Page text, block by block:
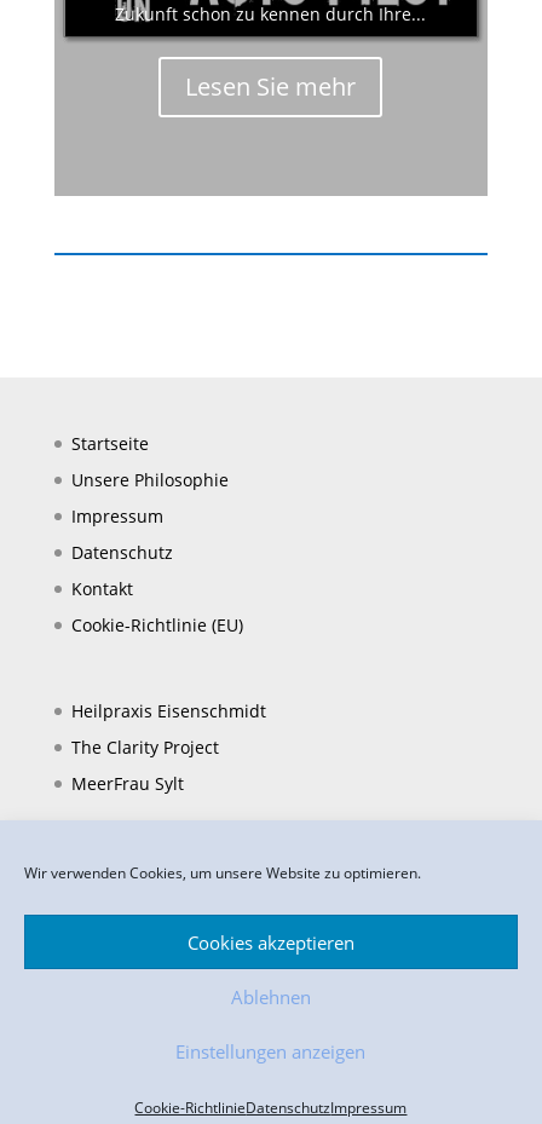
Wir verwenden Cookies, um unsere Website zu optimieren.
Cookies akzeptieren
Ablehnen
Einstellungen anzeigen
Cookie-RichtlinieDatenschutzImpressum
Zukunft schon zu kennen durch Ihre...
Lesen Sie mehr
Startseite
Unsere Philosophie
Impressum
Datenschutz
Kontakt
Cookie-Richtlinie (EU)
Heilpraxis Eisenschmidt
The Clarity Project
MeerFrau Sylt
Impressum
Datenschutz
Copyright René Eisenschmidt